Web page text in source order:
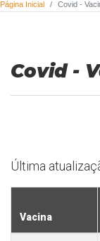
Página Inicial Covid -
Covid -
Última
Vacina